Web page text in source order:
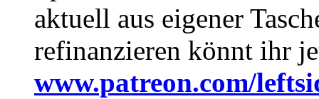
aktuell aus eigener
refinanzieren könnt ihr
www.patreon.com/